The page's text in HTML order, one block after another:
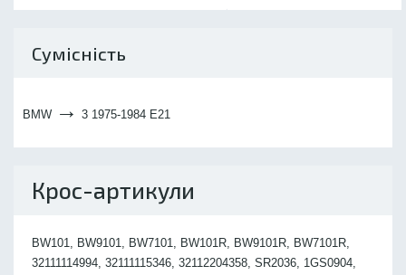
Сумісність
BMW → 3 1975-1984 E21
Крос-артикули
BW101, BW9101, BW7101, BW101R, BW9101R, BW7101R,
32111114994, 32111115346, 32112204358, SR2036, 1GS0904,